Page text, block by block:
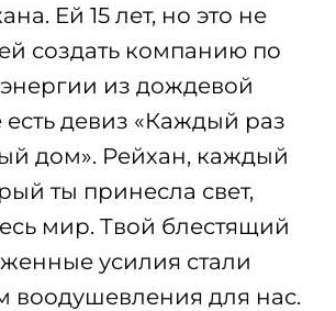
Ей 15 лет, но это не
создать компанию по
из дождевой
есть девиз «Каждый раз
дом». Рейхан, каждый
ты принесла свет,
мир. Твой блестящий
усилия стали
воодушевления для нас.